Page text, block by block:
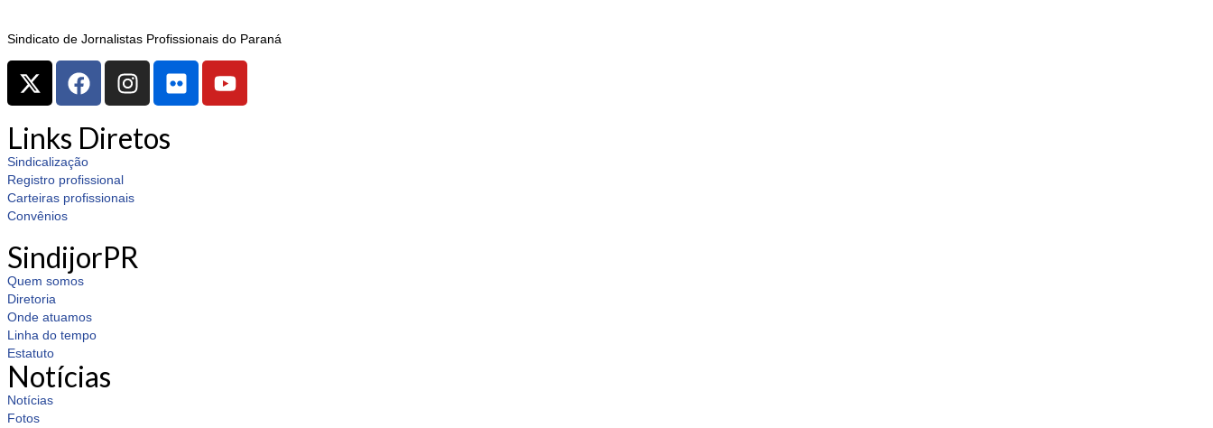
Sindicato de Jornalistas Profissionais do Paraná
Links Diretos
Sindicalização
Registro profissional
Carteiras profissionais
Convênios
SindijorPR
Quem somos
Diretoria
Onde atuamos
Linha do tempo
Estatuto
Notícias
Notícias
Fotos